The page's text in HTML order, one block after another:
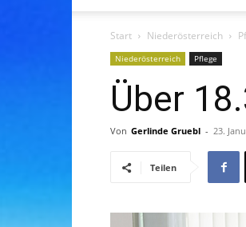
Start Niederösterreich
Niederösterreich Pflege
Über
Von Gerlinde Gruebl - 23.
Teilen